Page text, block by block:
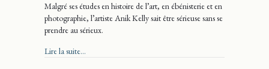
Malgré ses études en histoire de l’art, en ébénisterie et en
photographie, l’artiste Anik Kelly sait être sérieuse sans se
prendre au sérieux.
Lire la suite...